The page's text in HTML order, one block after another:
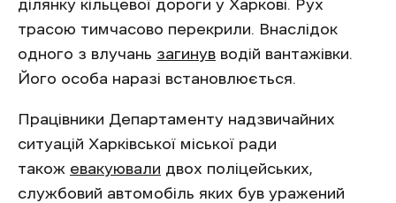
ділянку кільцевої дороги у Харкові. Рух
трасою тимчасово перекрили. Внаслідок
одного з влучань загинув водій вантажівки.
Його особа наразі встановлюється.
Працівники Департаменту надзвичайних
ситуацій Харківської міської ради
також евакуювали двох поліцейських,
службовий автомобіль яких був уражений